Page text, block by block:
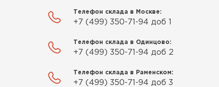
Телефон склада в Москве:
+7 (499) 350-71-94 доб 1
Телефон склада в Одинцово:
+7 (499) 350-71-94 доб 2
Телефон склада в Раменском:
+7 (499) 350-71-94 доб 3